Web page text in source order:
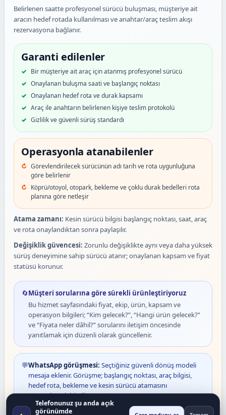
Belirlenen saatte profesyonel sürücü buluşması, müşteriye ait
aracın hedef rotada kullanılması ve anahtar/araç teslim akışı
rezervasyona bağlanır.
Garanti edilenler
Bir müşteriye ait araç için atanmış profesyonel sürücü
Onaylanan buluşma saati ve başlangıç noktası
Onaylanan hedef rota ve durak kapsamı
Araç ile anahtarın belirlenen kişiye teslim protokolü
Gizlilik ve güvenli sürüş standardı
Operasyonla atanabilenler
Görevlendirilecek sürücünün adı tarih ve rota uygunluğuna
göre belirlenir
Köprü/otoyol, otopark, bekleme ve çoklu durak bedelleri rota
planına göre netleşir
Atama zamanı: Kesin sürücü bilgisi başlangıç noktası, saat, araç
ve rota onaylandıktan sonra paylaşılır.
Değişiklik güvencesi: Zorunlu değişiklikte aynı veya daha yüksek
sürüş deneyimine sahip sürücü atanır; onaylanan kapsam ve fiyat
statüsü korunur.
🔄Müşteri sorularına göre sürekli ürünleştiriyoruz
Bu hizmet sayfasındaki fiyat, ekip, ürün, kapsam ve
operasyon bilgileri; “Kim gelecek?”, “Hangi ürün gelecek?”
ve “Fiyata neler dâhil?” sorularını iletişim öncesinde
yanıtlamak için düzenli olarak güncellenir.
💬WhatsApp görüşmesi: Seçtiğiniz güvenli dönüş modeli
mesaja eklenir. Görüşme; başlangıç noktası, araç bilgisi,
hedef rota, bekleme ve kesin sürücü atamasını
tamamlamak içindir.
Telefonunuz şu anda açık
görünümde